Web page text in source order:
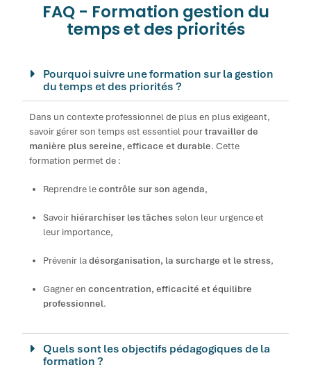
FAQ - Formation gestion du
temps et des priorités
Pourquoi suivre une formation sur la gestion
du temps et des priorités ?
Dans un contexte professionnel de plus en plus exigeant,
savoir gérer son temps est essentiel pourtravailler de
manière plus sereine, efficace et durable. Cette
formation permet de :
Reprendre lecontrôle sur son agenda,
Savoir hiérarchiser les tâches selon leur urgence et
leur importance,
Prévenir ladésorganisation, la surcharge et le stress,
Gagner enconcentration, efficacité et équilibre
professionnel.
Quels sont les objectifs pédagogiques de la
formation ?